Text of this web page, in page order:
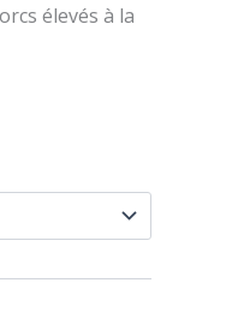
élevés à la